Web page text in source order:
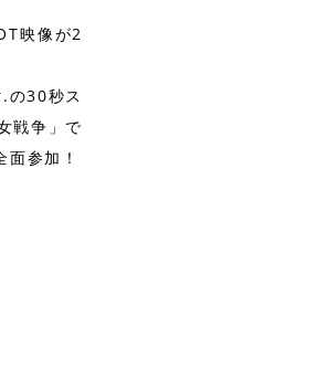
映像が2
の30秒ス
戦争」で
参加！